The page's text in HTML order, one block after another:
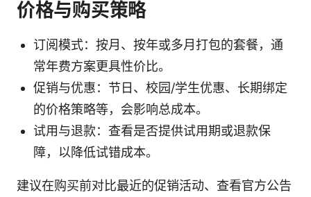
价格与购买策略
订阅模式：按月、按年或多月打包的套餐，通
常年费方案更具性价比。
促销与优惠：节日、校园/学生优惠、长期绑定
的价格策略等，会影响总成本。
试用与退款：查看是否提供试用期或退款保
障，以降低试错成本。
建议在购买前对比最近的促销活动、查看官方公告